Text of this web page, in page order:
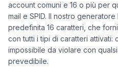
account comuni e 16 o più per
mail e SPID. Il nostro
predefinita 16 caratteri, che
con tutti i tipi di caratteri attivati:
impossibile da violare con
prevedibile.